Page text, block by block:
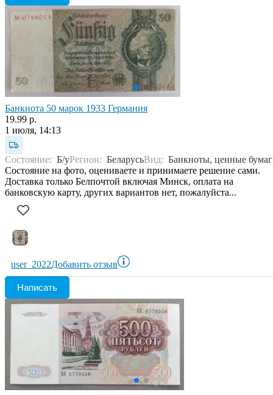
Банкнота 50 марок 1933 Германия
19.99 р.
1 июля, 14:13
Состояние: Б/уРегион: БеларусьВид: Банкноты, ценные
Состояние на фото, оцениваете и принимаете решение сами.
Доставка только Белпочтой включая Минск, оплата на
банковскую карту, других вариантов нет, пожалуйста...
user_2022Добавить отзыв
Написать